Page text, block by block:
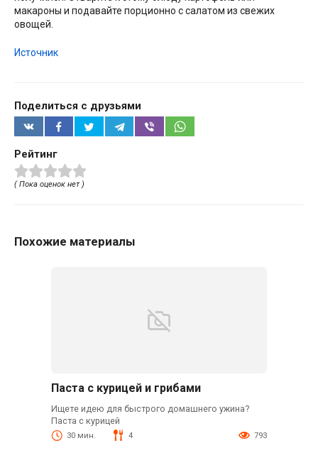
макароны и подавайте порционно с салатом из свежих
овощей.
Источник
Поделиться с друзьями
Рейтинг
( Пока оценок нет )
Похожие материалы
Паста с курицей и грибами
Ищете идею для быстрого домашнего ужина?
Паста с курицей
30 мин. 4 793